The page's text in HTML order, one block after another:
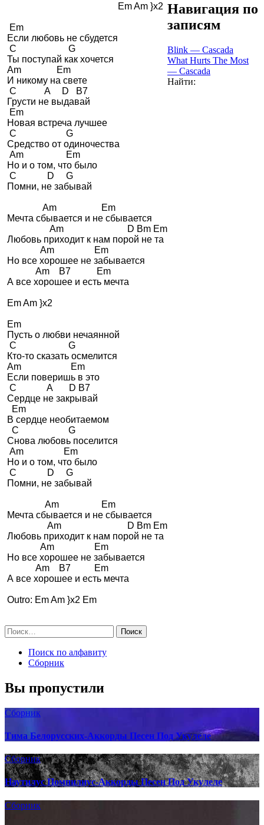
  Em
Если любовь не сбудется
  C                      G
Ты поступай как хочется
Am               Em
И никому на свете
  C            A     D   B7
Грусти не выдавай
  Em
Новая встреча лучшее
  C                     G
Средство от одиночества
  Am                  Em
Но и о том, что было
  C             D     G
Помни, не забывай
                Am                   Em
Мечта сбывается и не сбывается
                   Am                           D Bm Em
Любовь приходит к нам порой не та
               Am                 Em
Но все хорошее не забывается
             Am    B7           Em
А все хорошее и есть мечта
Em Am }x2
Em
Пусть о любви нечаянной
  C                      G
Кто-то сказать осмелится
Am                     Em
Если поверишь в это
  C             A       D B7
Сердце не закрывай
   Em
В сердце необитаемом
   C                     G
Снова любовь поселится
  Am                 Em
Но и о том, что было
  C             D     G
Помни, не забывай
                 Am                  Em
Мечта сбывается и не сбывается
                  Am                            D Bm Em
Любовь приходит к нам порой не та
               Am                 Em
Но все хорошее не забывается
             Am    B7          Em
А все хорошее и есть мечта
Outro: Em Am }x2 Em
Навигация по
записям
Blink — Cascada
What Hurts The Most
— Cascada
Найти:
Поиск по алфавиту
Сборник
Вы пропустили
Сборник
Тима Белорусских-Аккорды Песен Под Укулеле
Сборник
Наутилус Помпилиус-Аккорды Песен Под Укулеле
Сборник